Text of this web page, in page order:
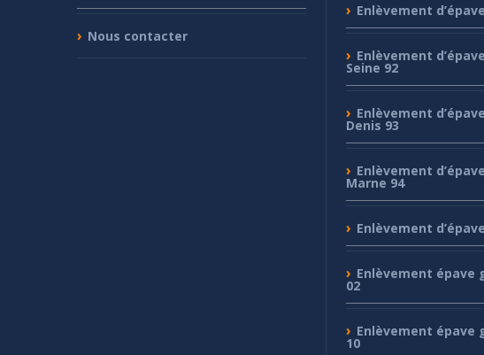
Nous contacter
Enlèvement
Enlèvement
Seine 92
Enlèvement
Denis 93
Enlèvement
Marne 94
Enlèvement
Enlèvement épave
02
Enlèvement épave
10